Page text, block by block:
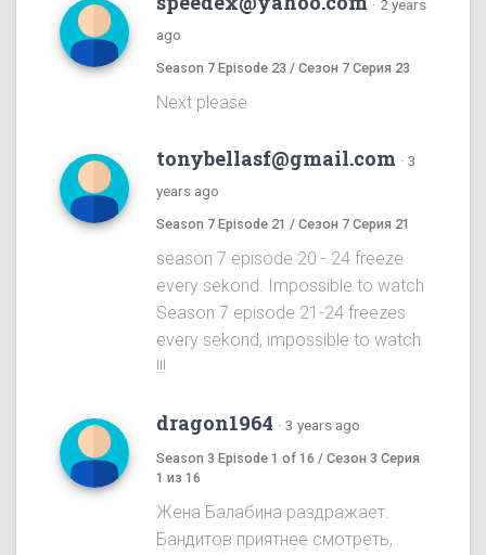
· 2 years
ago
Season 7 Episode 23 / Сезон 7 Серия 23
Next please
tonybellasf@gmail.com · 3
years ago
Season 7 Episode 21 / Сезон 7 Серия 21
season 7 episode 20 - 24 freeze
every sekond. Impossible to watch
Season 7 episode 21-24 freezes
every sekond, impossible to watch
!!!
dragon1964 · 3 years ago
Season 3 Episode 1 of 16 / Сезон 3 Серия
1 из 16
Жена Балабина раздражает.
Бандитов приятнее смотреть,